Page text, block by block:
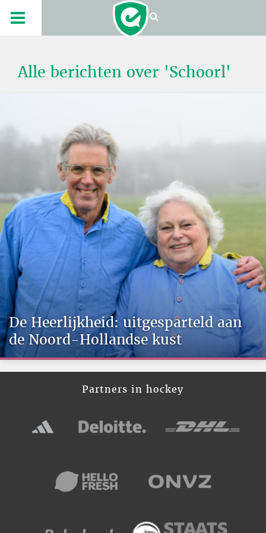
Alle berichten over 'Schoorl'
De Heerlijkheid: uitgesparteld aan
de Noord-Hollandse kust
Partners in hockey